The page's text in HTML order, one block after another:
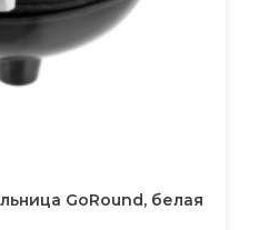
GoRound, белая